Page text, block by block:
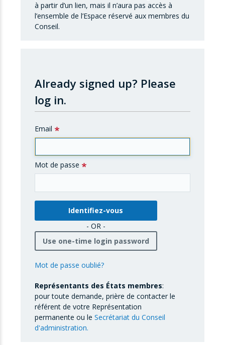
à partir d’un lien, mais il n’aura pas accès à
l’ensemble de l’Espace réservé aux membres du
Conseil.
Already signed up? Please
log in.
Email
Mot de passe
- OR -
Use one-time login password
Mot de passe oublié?
Représentants des États membres:
pour toute demande, prière de contacter le
référent de votre Représentation
permanente ou le Secrétariat du Conseil
d'administration.